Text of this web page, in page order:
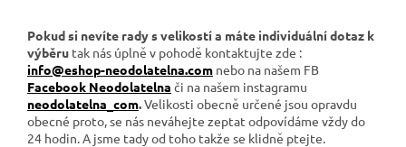
Pokud si nevíte rady s velikostí a máte individuální dotaz k
výběru tak nás úplně v pohodě kontaktujte zde :
info@eshop-neodolatelna.com nebo na našem FB
Facebook Neodolatelna či na našem instagramu
neodolatelna_com.Velikosti obecně určené jsou opravdu
obecné proto, se nás neváhejte zeptat odpovídáme vždy do
24 hodin. A jsme tady od toho takže se klidně ptejte.